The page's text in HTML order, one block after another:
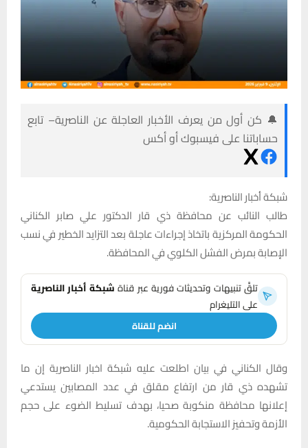
🔔 كن أول من يعرف الأخبار العاجلة عن الناصرية– تابع
حساباتنا على فيسبوك أو أكس
شبكة أخبار الناصرية:
طالب النائب عن محافظة ذي قار الدكتور علي صابر الكناني
الحكومة المركزية باتخاذ إجراءات عاجلة بعد التزايد الخطير في نسب
الإصابة بمرض الفشل الكلوي في المحافظة.
تلقَّ تنبيهات وتحديثات فورية عبر قناةشبكة أخبار الناصرية
على التليغرام
انضم للقناة
وقال الكناني في بيان اطلعت عليه شبكة اخبار الناصرية إن ما
تشهده ذي قار من ارتفاع مقلق في عدد المصابين يستدعي
إعلانها محافظة منكوبة صحيا، بهدف تسليط الضوء على حجم
الأزمة وتحفيز الاستجابة الحكومية.